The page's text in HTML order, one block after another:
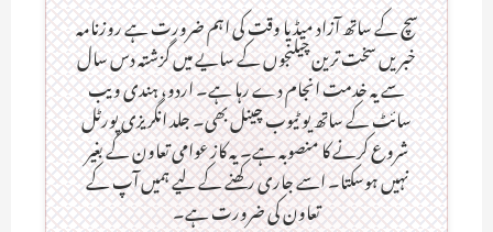
سچ کے ساتھ آزاد میڈیا وقت کی اہم ضرورت ہےـ روزنامہ
خبریں سخت ترین چیلنجوں کے سایے میں گزشتہ دس سال
سے یہ خدمت انجام دے رہا ہے۔ اردو، ہندی ویب
سائٹ کے ساتھ یو ٹیوب چینل بھی۔ جلد انگریزی پورٹل
شروع کرنے کا منصوبہ ہے۔ یہ کاز عوامی تعاون کے بغیر
نہیں ہوسکتا۔ اسے جاری رکھنے کے لیے ہمیں آپ کے
تعاون کی ضرورت ہے۔